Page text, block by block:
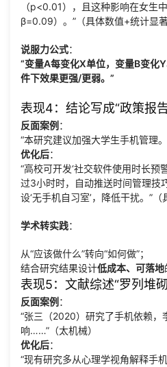
（p<0.01），且这种影响在女生
β=0.09）。”（具体数值+统计显
说服力公式：
“变量A每变化X单位，变量B变化
件下效果更强/更弱。”
表现4：结论写成“政策报
反面案例 ：
“本研究建议加强大学生手机管理。
优化后：
“高校可开发‘社交软件使用时长预
过3小时时，自动推送时间管理技
设‘无手机自习室’，降低干扰。”（
学术转实践：
从“应该做什么”转向“如何做”；
结合研究结果设计低成本、可落地
表现5：文献综述“罗列堆
反面案例 ：
“张三（2020）研究了手机依赖
响……”（太机械）
优化后：
“现有研究多从心理学视角解释手